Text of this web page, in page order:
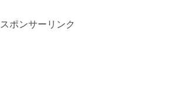
スポンサーリンク